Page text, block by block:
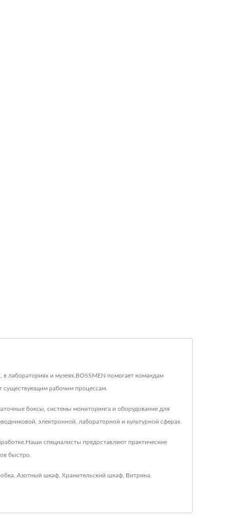
лабораториях и музеях.BOSSMEN помогает командам
существующим рабочим процессам.
боксы, системы мониторинга и оборудование для
электронной, лабораторной и культурной сферах.
специалисты предоставляют практические
быстро.
Азотный шкаф Хранительский шкаф Витрина